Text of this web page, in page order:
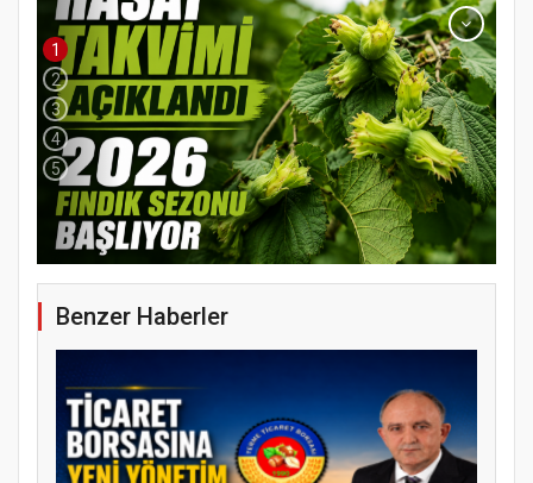
YENİ PARTİ TERME İLÇE BAŞKANLIĞINDA
ÜYE KATILIM PROGRAMI
1
2
3
4
5
Benzer Haberler